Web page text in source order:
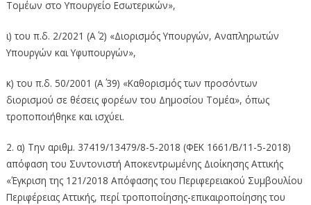
Τομέων στο Υπουργείο Εσωτερικών»,
ι) του π.δ. 2/2021 (Α΄ 2) «Διορισμός Υπουργών, Αναπληρωτών
Υπουργών και Υφυπουργών»,
κ) του π.δ. 50/2001 (Α΄ 39) «Καθορισμός των προσόντων
διορισμού σε θέσεις φορέων του Δημοσίου Τομέα», όπως
τροποποιήθηκε και ισχύει.
2. α) Την αριθμ. 37419/13479/8-5-2018 (ΦΕΚ 1661/Β/11-5-2018)
απόφαση του Συντονιστή Αποκεντρωμένης Διοίκησης Αττικής
«Έγκριση της 121/2018 Απόφασης του Περιφερειακού Συμβουλίου
Περιφέρειας Αττικής, περί τροποποίησης-επικαιροποίησης του